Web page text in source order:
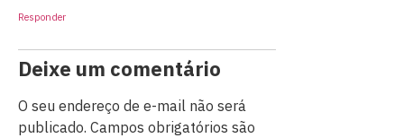
Responder
Deixe um comentário
O seu endereço de e-mail não será
publicado. Campos obrigatórios são